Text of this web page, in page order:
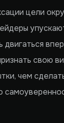
цели
свою
чем